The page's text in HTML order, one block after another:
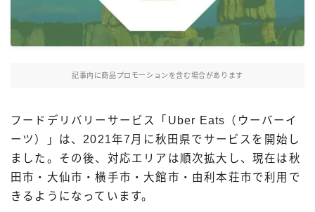
Uber Eatsの注文ガイド
フードデリバリークーポン比較
飲食店として出店する
Uber Eats加盟店ガイド
記事内に商品プロモーションを含む場合があります
フードデリバリーサービス「Uber Eats（ウーバーイ
ーツ）」は、2021年7月に秋田県でサービスを開始し
ました。その後、対応エリアは順次拡大し、現在は秋
田市・大仙市・横手市・大館市・由利本荘市で利用で
きるようになっています。